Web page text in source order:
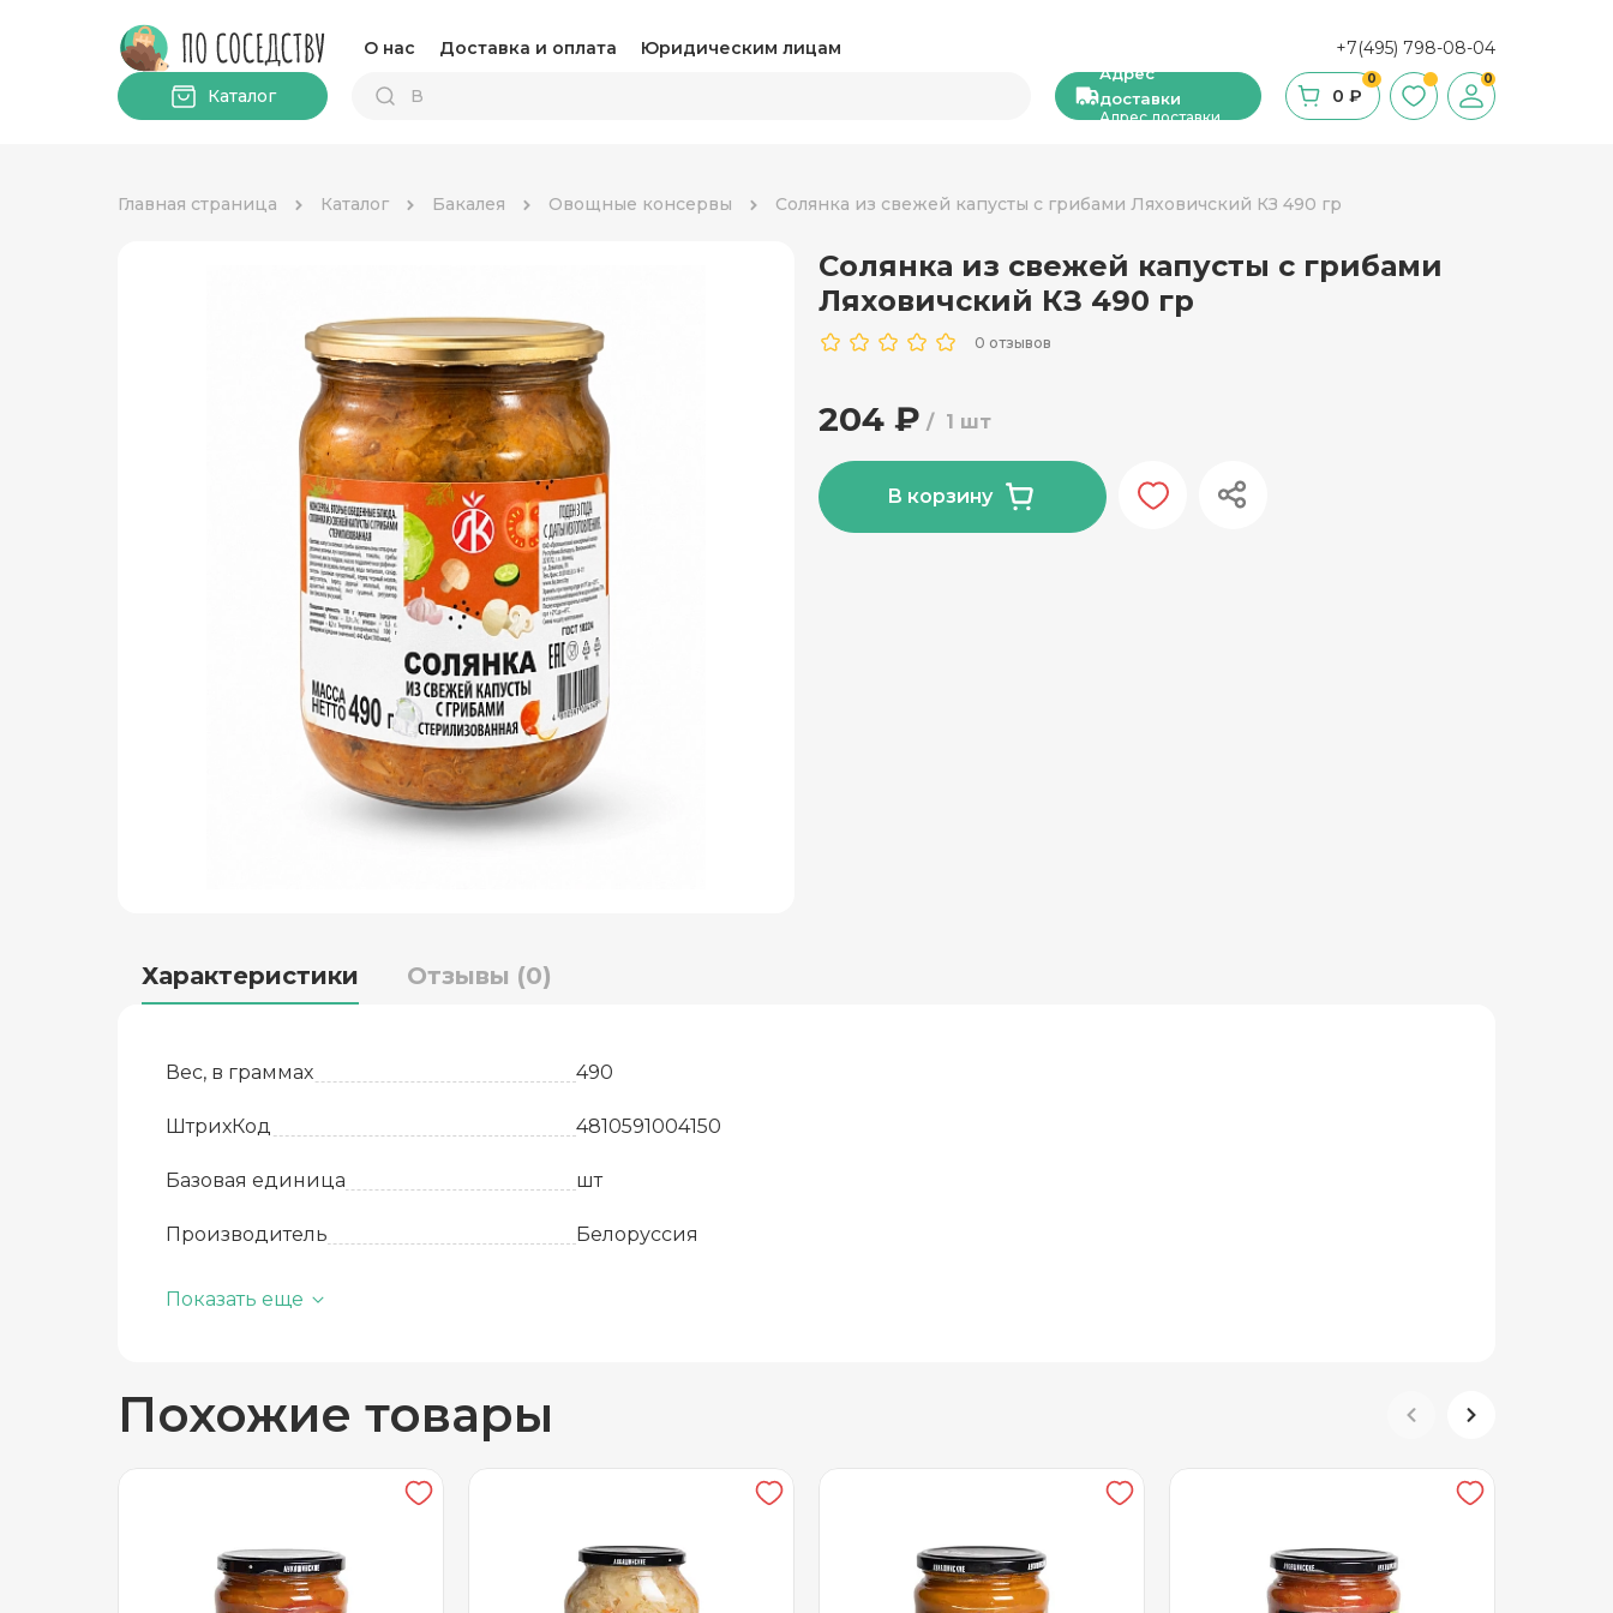
О нас Доставка и оплата Юридическим лицам +7(495) 798-08-04
Адрес
доставки
Адрес доставки
0
0 ₽
0
Каталог
Главная страница Каталог Бакалея Овощные консервы Солянка из свежей капусты с грибами Ляховичский КЗ 490 гр
Солянка из свежей капусты с грибами
Ляховичский КЗ 490 гр
0 отзывов
1 шт
204 ₽
В корзину
Характеристики Отзывы (0)
Вес, в граммах 490
ШтрихКод 4810591004150
Базовая единица шт
Производитель Белоруссия
Количество в упаковке
Показать еще
Похожие товары
Бакалея
Какао и горячий шоколад Каши, сухие завтраки, мюсли
Овощные консервы
Соль, сахар и специи Соус и уксус
Чай